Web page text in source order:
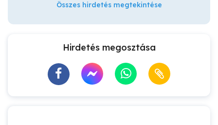
Összes hirdetés megtekintése
Hirdetés megosztása